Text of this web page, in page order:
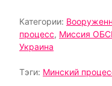
Категории:
процесс, Миссия
Украина
Тэги: Минский